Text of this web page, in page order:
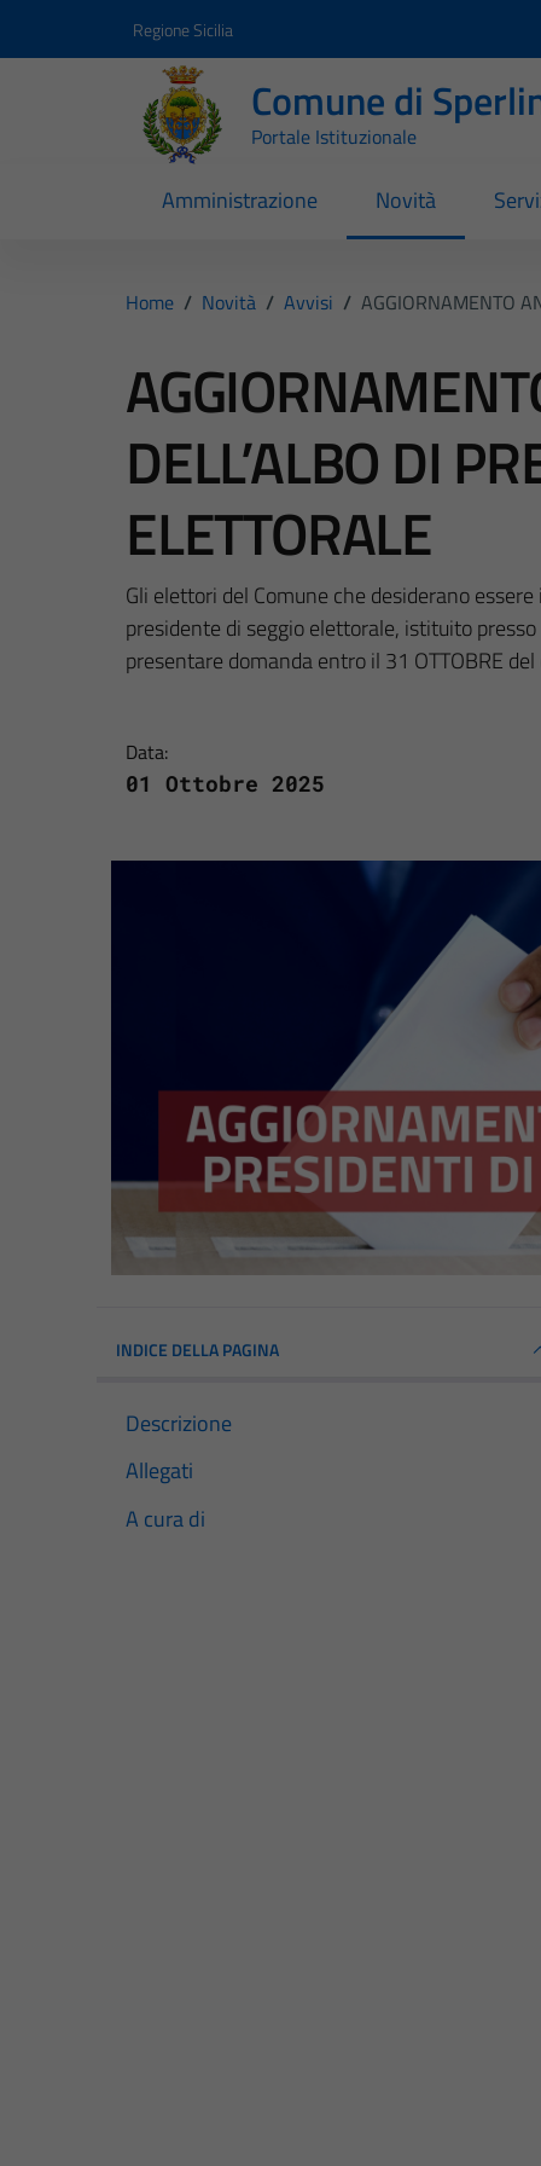
Regione Sicilia
Comune di
Portale Istituzionale
Amministrazione Novità
Home / Novità / Avvisi / AGGIORNAMENTO
DELL’ALBO DI
ELETTORALE
Gli elettori del Comune che desiderano
presidente di seggio elettorale, istituito
presentare domanda entro il 31 OTTOBRE
Data:
01 Ottobre 2025
INDICE DELLA PAGINA
Descrizione
Allegati
A cura di